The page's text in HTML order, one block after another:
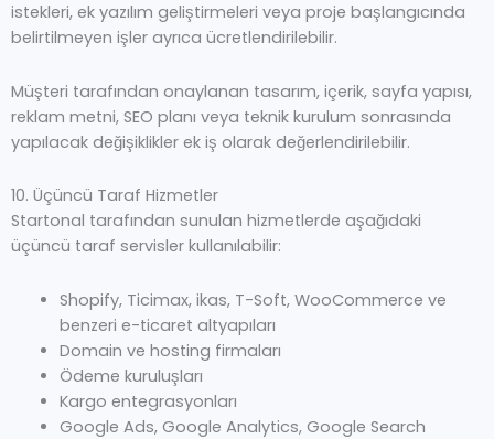
istekleri, ek yazılım geliştirmeleri veya proje başlangıcında
belirtilmeyen işler ayrıca ücretlendirilebilir.
Müşteri tarafından onaylanan tasarım, içerik, sayfa yapısı,
reklam metni, SEO planı veya teknik kurulum sonrasında
yapılacak değişiklikler ek iş olarak değerlendirilebilir.
10. Üçüncü Taraf Hizmetler
Startonal tarafından sunulan hizmetlerde aşağıdaki
üçüncü taraf servisler kullanılabilir:
Shopify, Ticimax, ikas, T-Soft, WooCommerce ve
benzeri e-ticaret altyapıları
Domain ve hosting firmaları
Ödeme kuruluşları
Kargo entegrasyonları
Google Ads, Google Analytics, Google Search